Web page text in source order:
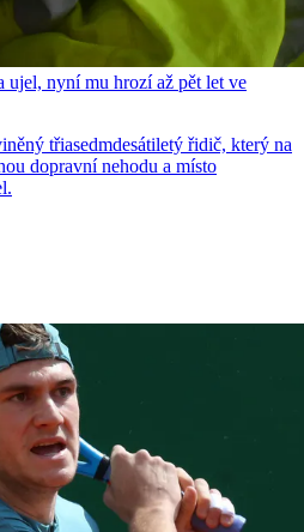
ujel, nyní mu hrozí až pět let ve
třiasedmdesátiletý řidič, který na
dopravní nehodu a místo